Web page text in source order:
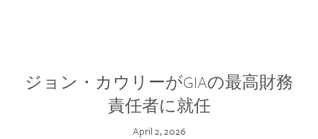
ジョン・カウリーがGIAの最高財務
責任者に就任
April 2, 2026